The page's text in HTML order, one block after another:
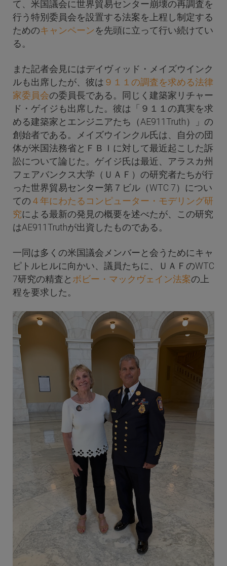
て、米国議会に世界貿易センター崩壊の再調査を
行う特別委員会を設置する法案を上程し制定する
ためのキャンペーンを先頭に立って行い続けてい
る。
また記者会見にはデイヴィッド・メイズウインク
ルも出席したが、彼は ９１１の調査を求める法律
家委員会の委員長である。同じく建築家リチャー
ド・ゲイジも出席した。彼は「９１１の真実を求
める建築家とエンジニアたち（AE911Truth）」の
創始者である。メイズウインクル氏は、自分の団
体が米国法務省とＦＢＩに対して最近起こした訴
訟について論じた。ゲイジ氏は最近、アラスカ州
フェアバンクス大学（ＵＡＦ）の研究者たちが行
った世界貿易センター第７ビル（WTC 7）につい
ての ４年にわたるコンピューター・モデリング研
究による最新の発見の概要を述べたが、この研究
はAE911Truthが出資したものである。
一同は多くの米国議会メンバーと会うためにキャ
ピトルヒルに向かい、議員たちに、ＵＡＦのWTC
7研究の精査と ボビー・マックヴェイン法案の上
程を要求した。